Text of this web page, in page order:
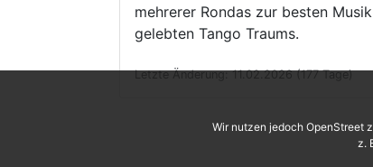
mehrerer Rondas zur besten
gelebten Tango Traums.
Letzte Änderung: 11.02.2026 (177 Tage)
Wir nutzen jedoch OpenStreet
z.